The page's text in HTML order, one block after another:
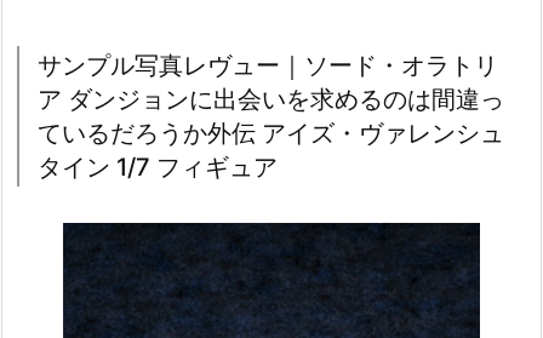
サンプル写真レヴュー｜ソード・オラトリ
ア ダンジョンに出会いを求めるのは間違っ
ているだろうか外伝 アイズ・ヴァレンシュ
タイン 1/7 フィギュア